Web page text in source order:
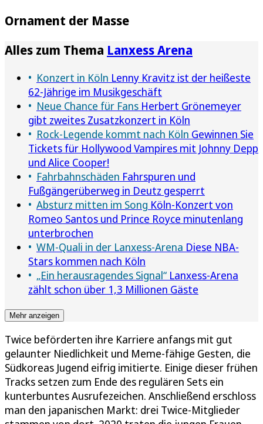
Ornament der Masse
Alles zum Thema Lanxess Arena
Konzert in Köln Lenny Kravitz ist der heißeste
62-Jährige im Musikgeschäft
Neue Chance für Fans Herbert Grönemeyer
gibt zweites Zusatzkonzert in Köln
Rock-Legende kommt nach Köln Gewinnen Sie
Tickets für Hollywood Vampires mit Johnny Depp
und Alice Cooper!
Fahrbahnschäden Fahrspuren und
Fußgängerüberweg in Deutz gesperrt
Absturz mitten im Song Köln-Konzert von
Romeo Santos und Prince Royce minutenlang
unterbrochen
WM-Quali in der Lanxess-Arena Diese NBA-
Stars kommen nach Köln
„Ein herausragendes Signal“ Lanxess-Arena
zählt schon über 1,3 Millionen Gäste
Mehr anzeigen
Twice beförderten ihre Karriere anfangs mit gut
gelaunter Niedlichkeit und Meme-fähige Gesten, die
Südkoreas Jugend eifrig imitierte. Einige dieser frühen
Tracks setzen zum Ende des regulären Sets ein
kunterbuntes Ausrufezeichen. Anschließend erschloss
man den japanischen Markt: drei Twice-Mitglieder